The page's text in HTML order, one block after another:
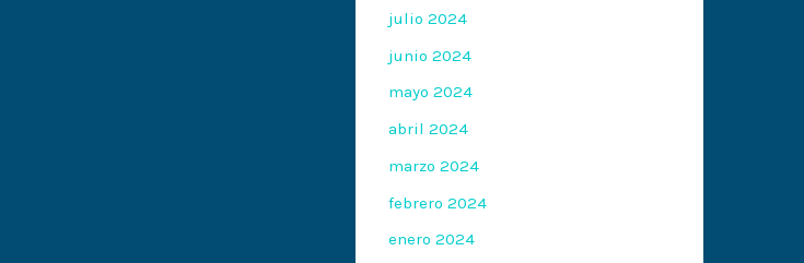
julio 2024
junio 2024
mayo 2024
abril 2024
marzo 2024
febrero 2024
enero 2024